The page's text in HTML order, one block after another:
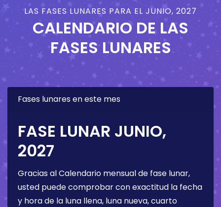
LAS FASES LUNARES PARA EL JUNIO, 2027
CALENDARIO DE LAS
FASES LUNARES
Fases lunares en este mes
FASE LUNAR JUNIO,
2027
Gracias al Calendario mensual de fase lunar,
usted puede comprobar con exactitud la fecha
y hora de la luna llena, luna nueva, cuarto